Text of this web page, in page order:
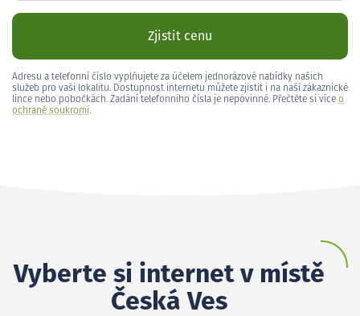
Zjistit cenu
Adresu a telefonní číslo vyplňujete za účelem jednorázové nabídky našich
služeb pro vaši lokalitu. Dostupnost internetu můžete zjistit i na naší zákaznické
lince nebo pobočkách. Zadání telefonního čísla je nepovinné. Přečtěte si více o
ochraně soukromí.
Vyberte si internet v místě
Česká Ves